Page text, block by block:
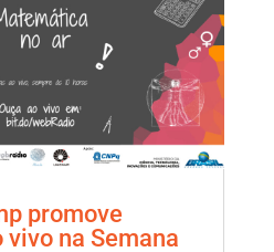
promove
na Semana